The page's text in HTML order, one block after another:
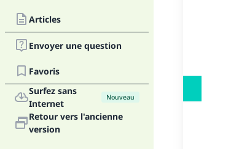
Articles
Envoyer une question
Favoris
Surfez sans
Internet
Nouveau
Retour vers l'ancienne
version
la